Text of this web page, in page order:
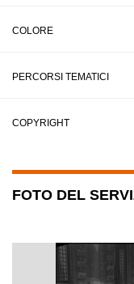
COLORE
PERCORSI TEMATICI
COPYRIGHT
FOTO DEL